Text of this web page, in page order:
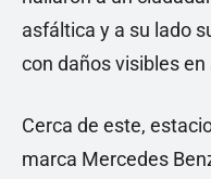
asfáltica y a su lado
con daños visibles
Cerca de este,
marca Mercedes